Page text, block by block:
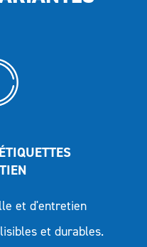
et d'entretien
et durables.